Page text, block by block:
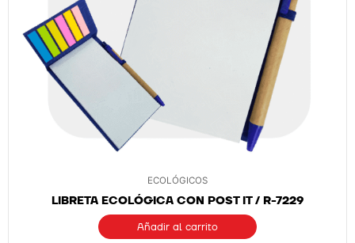
ECOLÓGICOS
LIBRETA ECOLÓGICA CON POST IT / R-7229
Añadir al carrito